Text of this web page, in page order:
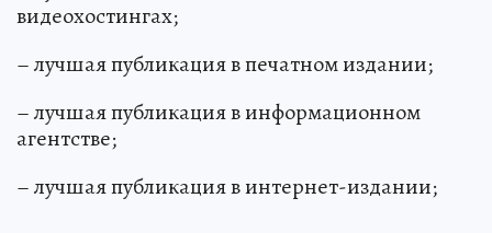
видеохостингах;
– лучшая публикация в печатном издании;
– лучшая публикация в информационном
агентстве;
– лучшая публикация в интернет-издании;